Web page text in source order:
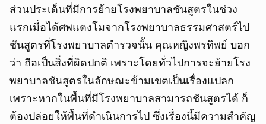
ส่วนประเด็นที่มีการย้ายโรงพยาบาลชันสูตรในช่วง
แรกเมื่อได้ศพแตงโมจากโรงพยาบาลธรรมศาสตร์ไป
ชันสูตรที่โรงพยาบาลตำรวจนั้น คุณหญิงพรทิพย์ บอก
ว่า ถือเป็นสิ่งที่ผิดปกติ เพราะโดยทั่วไปการจะย้ายโรง
พยาบาลชันสูตรในลักษณะข้ามเขตเป็นเรื่องแปลก
เพราะหากในพื้นที่มีโรงพยาบาลสามารถชันสูตรได้ ก็
ต้องปล่อยให้พื้นที่ดำเนินการไป ซึ่งเรื่องนี้มีความสำคัญ